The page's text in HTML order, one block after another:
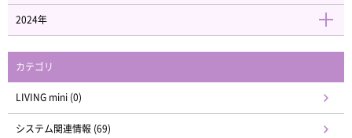
2024年
カテゴリ
LIVING mini (0)
システム関連情報 (69)